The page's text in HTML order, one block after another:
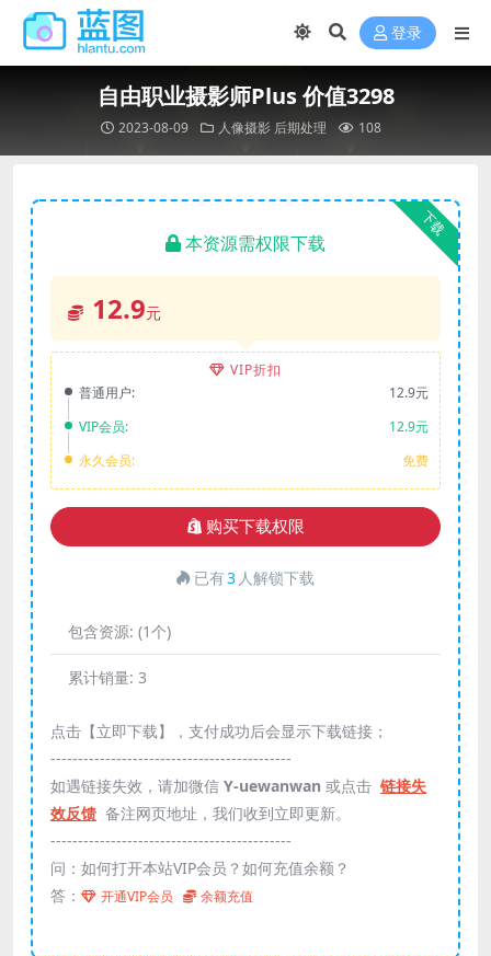
登录
自由职业摄影师Plus 价值3298
2023-08-09 人像摄影 后期处理 108
下载
本资源需权限下载
12.9元
VIP折扣
普通用户:
12.9元
VIP会员:
12.9元
永久会员:
免费
购买下载权限
已有3 人解锁下载
包含资源: (1个)
累计销量: 3
点击【立即下载】，支付成功后会显示下载链接；
--------------------------------------------
如遇链接失效，请加微信 Y-uewanwan 或点击 链接失
效反馈 备注网页地址，我们收到立即更新。
--------------------------------------------
问：如何打开本站VIP会员？如何充值余额？
答：
开通VIP会员 余额充值